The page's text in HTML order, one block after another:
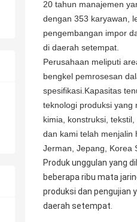
20 tahun manajemen
dengan 353 karyawan,
pengembangan impor
di daerah setempat.
Perusahaan meliputi
bengkel pemrosesan
spesifikasi.Kapasitas
teknologi produksi yang
kimia, konstruksi,
dan kami telah menjalin
Jerman, Jepang, Korea
Produk unggulan yang
beberapa ribu mata
produksi dan pengujian
daerah setempat.